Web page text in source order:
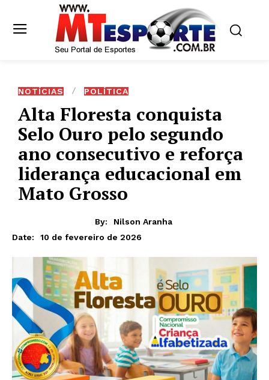
NOTÍCIAS POLÍTICA
Alta Floresta conquista
Selo Ouro pelo segundo
ano consecutivo e reforça
liderança educacional em
Mato Grosso
By:
Nilson Aranha
Date:
10 de fevereiro de 2026